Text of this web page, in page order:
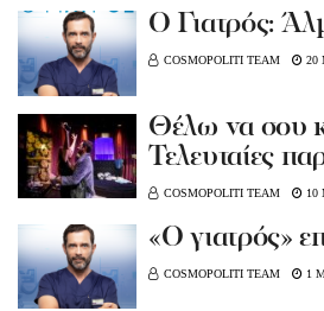
Ο Γιατρός:
COSMOPOLITI TEAM 20
Θέλω να σου
Τελευταίες
COSMOPOLITI TEAM 10
«Ο γιατρός»
COSMOPOLITI TEAM 1